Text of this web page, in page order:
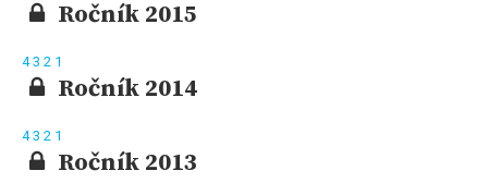
Ročník 2015
43 2 1
Ročník 2014
43 2 1
Ročník 2013